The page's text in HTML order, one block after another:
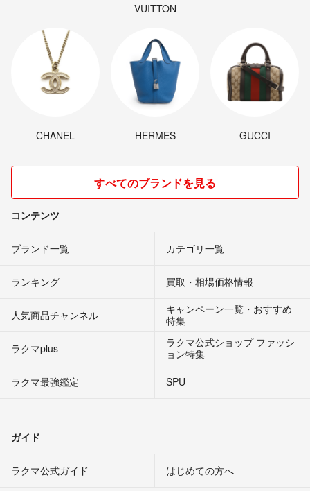
VUITTON
CHANEL HERMES GUCCI
すべてのブランドを見る
コンテンツ
ブランド一覧 カテゴリ一覧
ランキング 買取・相場価格情報
人気商品チャンネル
キャンペーン一覧・おすすめ
特集
ラクマplus
ラクマ公式ショップ ファッシ
ョン特集
ラクマ最強鑑定
SPU
ガイド
ラクマ公式ガイド はじめての方へ